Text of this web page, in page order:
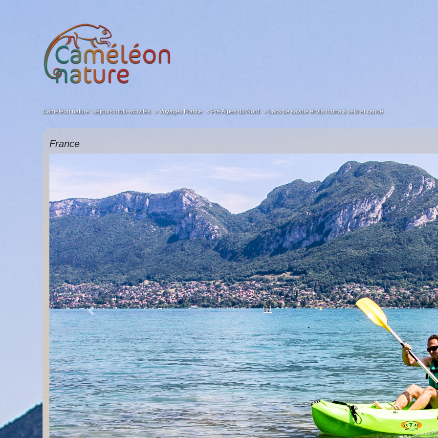
Caméléon nature : séjours multi-activités Voyages France Pré Alpes du Nord Lacs de savoie et via rhona à vélo et canoë
France
Previous